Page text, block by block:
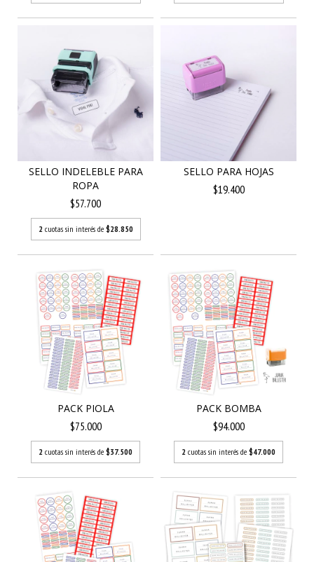
SELLO INDELEBLE PARA
ROPA
$57.700
2 cuotas sin interés de $28.850
SELLO PARA HOJAS
$19.400
PACK PIOLA
$75.000
2 cuotas sin interés de $37.500
PACK BOMBA
$94.000
2 cuotas sin interés de $47.000